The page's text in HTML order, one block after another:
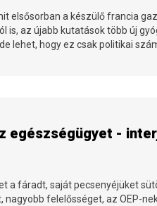
elsősorban a készülő francia
is, az újabb kutatások több új
lehet, hogy ez csak politikai
egészségügyet -
a fáradt, saját pecsenyéjüket
felelősséget, az OEP-